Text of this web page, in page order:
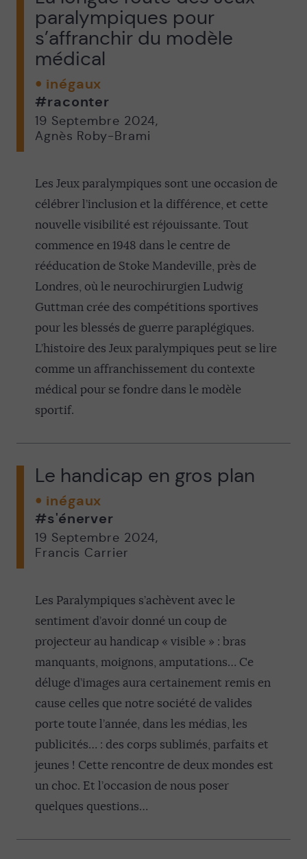
paralympiques pour
s’affranchir du modèle
médical
inégaux
#raconter
19 Septembre 2024,
Agnès Roby-Brami
Les Jeux paralympiques sont une occasion de
célébrer l’inclusion et la différence, et cette
nouvelle visibilité est réjouissante. Tout
commence en 1948 dans le centre de
rééducation de Stoke Mandeville, près de
Londres, où le neurochirurgien Ludwig
Guttman crée des compétitions sportives
pour les blessés de guerre paraplégiques.
L’histoire des Jeux paralympiques peut se lire
comme un affranchissement du contexte
médical pour se fondre dans le modèle
sportif.
Le handicap en gros plan
inégaux
#s'énerver
19 Septembre 2024,
Francis Carrier
Les Paralympiques s’achèvent avec le
sentiment d’avoir donné un coup de
projecteur au handicap « visible » : bras
manquants, moignons, amputations… Ce
déluge d’images aura certainement remis en
cause celles que notre société de valides
porte toute l’année, dans les médias, les
publicités… : des corps sublimés, parfaits et
jeunes ! Cette rencontre de deux mondes est
un choc. Et l’occasion de nous poser
quelques questions…